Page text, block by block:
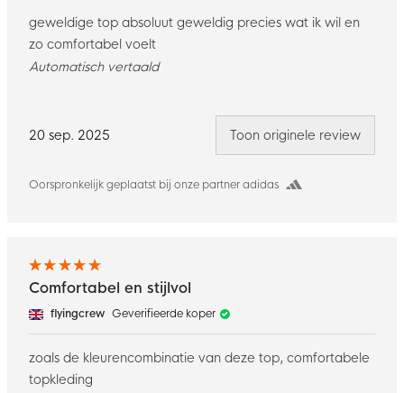
20 sep. 2025
Oorspronkelijk geplaatst bij onze partner adidas
geweldige top absoluut geweldig precies wat ik wil en
zo comfortabel voelt
Automatisch vertaald
Toon originele review
Comfortabel en stijlvol
flyingcrew Geverifieerde koper
zoals de kleurencombinatie van deze top, comfortabele
topkleding